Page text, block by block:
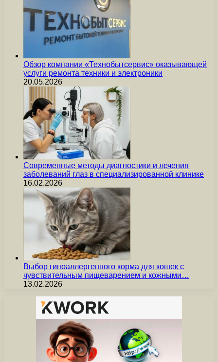
Обзор компании «Технобытсервис» оказывающей
услуги ремонта техники и электроники
20.05.2026
Современные методы диагностики и лечения
заболеваний глаз в специализированной клинике
16.02.2026
Выбор гипоаллергенного корма для кошек с
чувствительным пищеварением и кожными…
13.02.2026